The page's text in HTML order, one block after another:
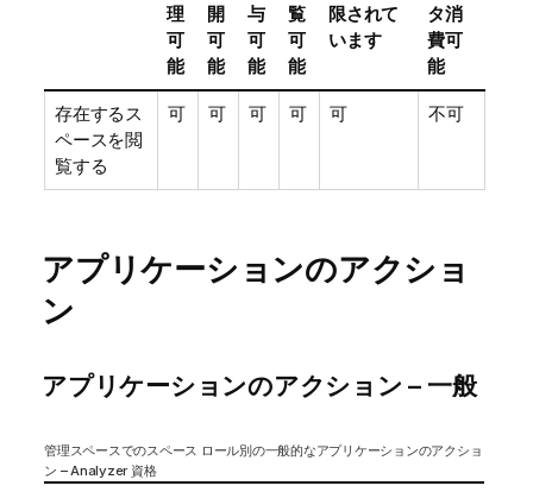
理
可
能
開
可
能
与
可
能
覧
可
能
限されて
います
タ消
費可
能
存在するス
ペースを閲
覧する
可 可 可 可 可 不可
アプリケーションのアクショ
ン
アプリケーションのアクション – 一般
管理スペースでのスペース ロール別の一般的なアプリケーションのアクショ
ン – Analyzer 資格